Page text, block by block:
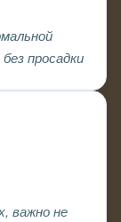
просадки
важно не